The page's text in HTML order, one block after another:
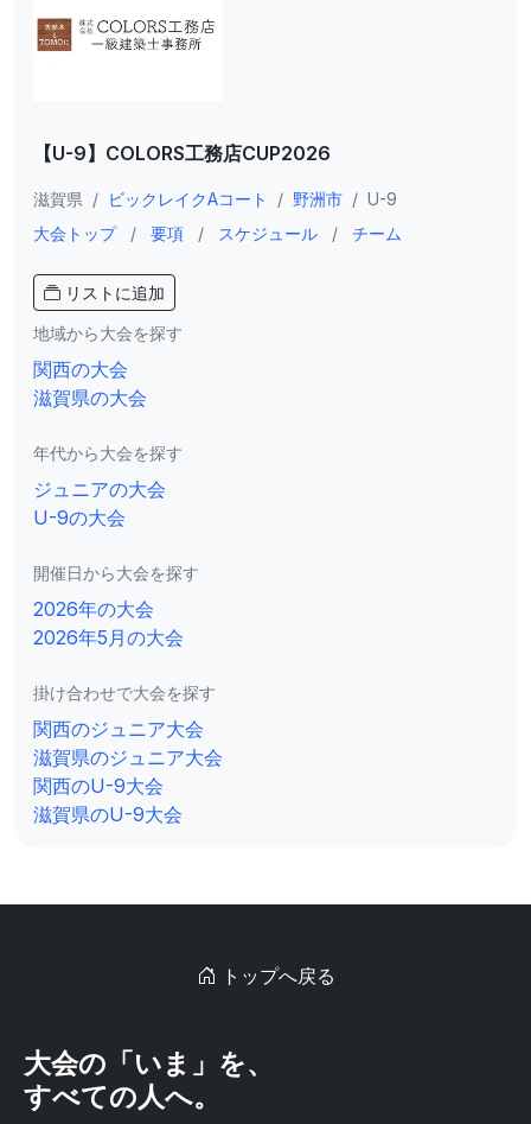
【U-9】COLORS工務店CUP2026
滋賀県 / ビックレイクAコート / 野洲市 / U-9
大会トップ
/ 要項 / スケジュール / チーム
リストに追加
地域から大会を探す
関西の大会
滋賀県の大会
年代から大会を探す
ジュニアの大会
U-9の大会
開催日から大会を探す
2026年の大会
2026年5月の大会
掛け合わせで大会を探す
関西のジュニア大会
滋賀県のジュニア大会
関西のU-9大会
滋賀県のU-9大会
トップへ戻る
大会の「いま」を、
すべての人へ。